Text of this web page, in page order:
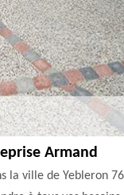
Armand
ville de Yebleron